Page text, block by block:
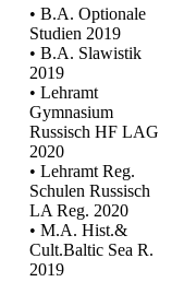
• B.A. Optionale
Studien 2019
• B.A. Slawistik
2019
• Lehramt
Gymnasium
Russisch HF LAG
2020
• Lehramt Reg.
Schulen Russisch
LA Reg. 2020
• M.A. Hist.&
Cult.Baltic Sea R.
2019